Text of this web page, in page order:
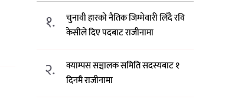
१.
चुनावी हारको नैतिक जिम्मेवारी लिँदै रवि
केसीले दिए पदबाट राजीनामा
२.
क्याम्पस सञ्चालक समिति सदस्यबाट १
दिनमै राजीनामा